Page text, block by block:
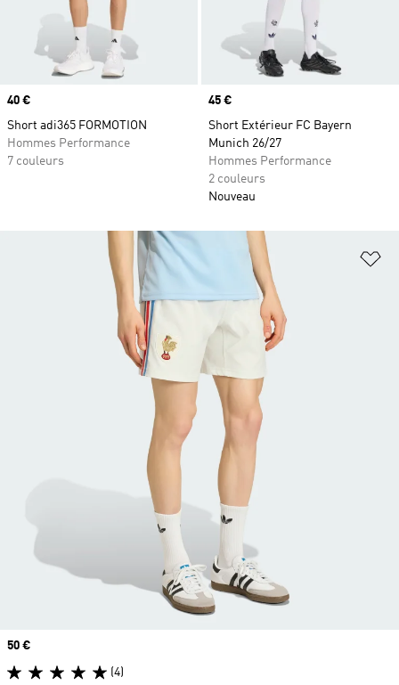
Prix
40 €
Short adi365 FORMOTION
Hommes Performance
7 couleurs
Prix
45 €
Short Extérieur FC Bayern
Munich 26/27
Hommes Performance
2 couleurs
Nouveau
Prix
50 €
(4)